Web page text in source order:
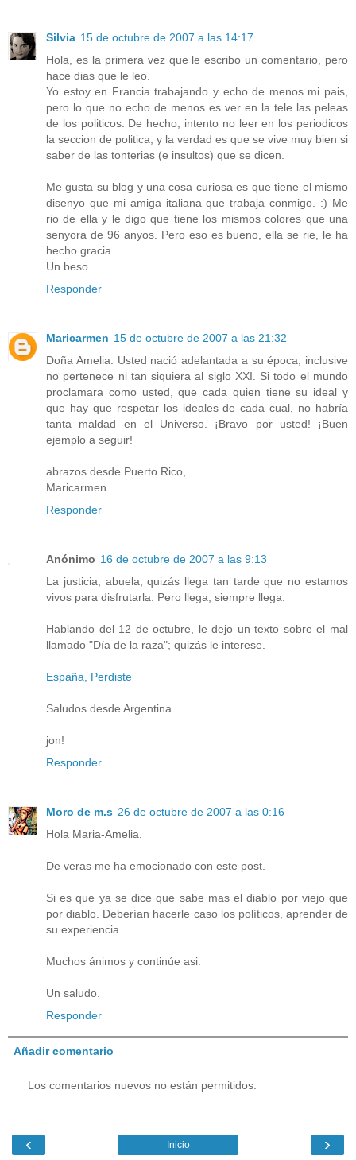
Silvia 15 de octubre de 2007 a las 14:17
Hola, es la primera vez que le escribo un comentario, pero
hace dias que le leo.
Yo estoy en Francia trabajando y echo de menos mi pais,
pero lo que no echo de menos es ver en la tele las peleas
de los politicos. De hecho, intento no leer en los periodicos
la seccion de politica, y la verdad es que se vive muy bien si
saber de las tonterias (e insultos) que se dicen.
Me gusta su blog y una cosa curiosa es que tiene el mismo
disenyo que mi amiga italiana que trabaja conmigo. :) Me
rio de ella y le digo que tiene los mismos colores que una
senyora de 96 anyos. Pero eso es bueno, ella se rie, le ha
hecho gracia.
Un beso
Responder
Maricarmen 15 de octubre de 2007 a las 21:32
Doña Amelia: Usted nació adelantada a su época, inclusive
no pertenece ni tan siquiera al siglo XXI. Si todo el mundo
proclamara como usted, que cada quien tiene su ideal y
que hay que respetar los ideales de cada cual, no habría
tanta maldad en el Universo. ¡Bravo por usted! ¡Buen
ejemplo a seguir!
abrazos desde Puerto Rico,
Maricarmen
Responder
Anónimo 16 de octubre de 2007 a las 9:13
La justicia, abuela, quizás llega tan tarde que no estamos
vivos para disfrutarla. Pero llega, siempre llega.
Hablando del 12 de octubre, le dejo un texto sobre el mal
llamado "Día de la raza"; quizás le interese.
España, Perdiste
Saludos desde Argentina.
jon!
Responder
Moro de m.s 26 de octubre de 2007 a las 0:16
Hola Maria-Amelia.
De veras me ha emocionado con este post.
Si es que ya se dice que sabe mas el diablo por viejo que
por diablo. Deberían hacerle caso los políticos, aprender de
su experiencia.
Muchos ánimos y continúe asi.
Un saludo.
Responder
Añadir comentario
Los comentarios nuevos no están permitidos.
‹ ›
Inicio